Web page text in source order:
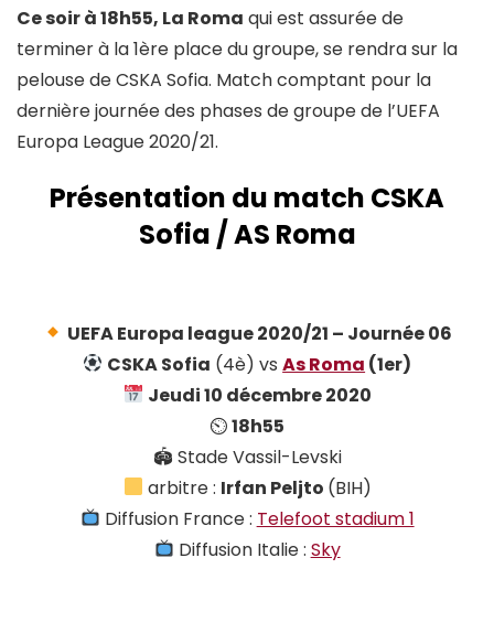
Ce soir à 18h55, La Roma qui est assurée de
terminer à la 1ère place du groupe, se rendra sur la
pelouse de CSKA Sofia. Match comptant pour la
dernière journée des phases de groupe de l’UEFA
Europa League 2020/21.
Présentation du match CSKA
Sofia / AS Roma
UEFA Europa league 2020/21 – Journée 06
CSKA Sofia (4è) vsAs Roma (1er)
Jeudi 10 décembre 2020
⏲18h55
🏟 Stade Vassil-Levski
arbitre : Irfan Peljto (BIH)
Diffusion France : Telefoot stadium 1
Diffusion Italie : Sky